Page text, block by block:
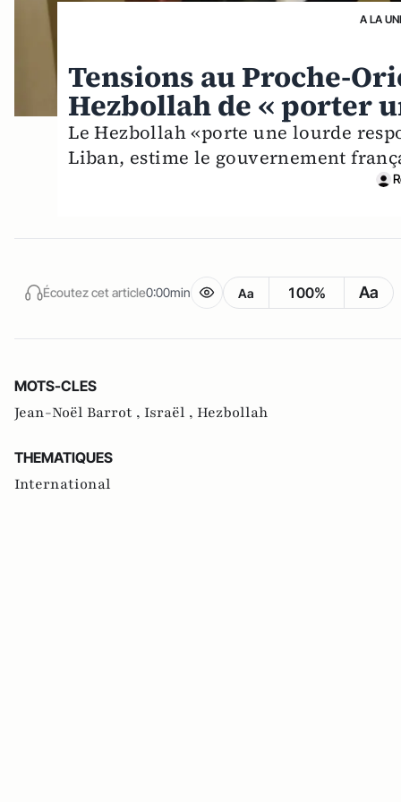
A LA
Tensions au Proche-
Hezbollah de « porter
Le Hezbollah «porte une lourde
Liban, estime le gouvernement
Écoutez cet article0:00min Aa 100% Aa
MOTS-CLES
Jean-Noël Barrot , Israël , Hezbollah
THEMATIQUES
International